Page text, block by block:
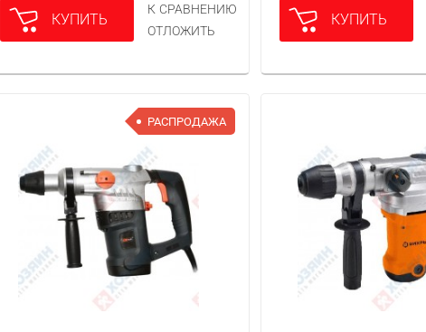
КУПИТЬ
К СРАВНЕНИЮ
ОТЛОЖИТЬ
КУПИТЬ
РАСПРОДАЖА